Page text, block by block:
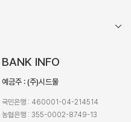
BANK INFO
예금주 : (주)시드물
국민은행 : 460001-04-214514
농협은행 : 355-0002-8749-13